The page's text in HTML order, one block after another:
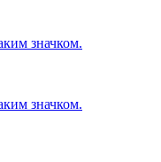
значком.
значком.